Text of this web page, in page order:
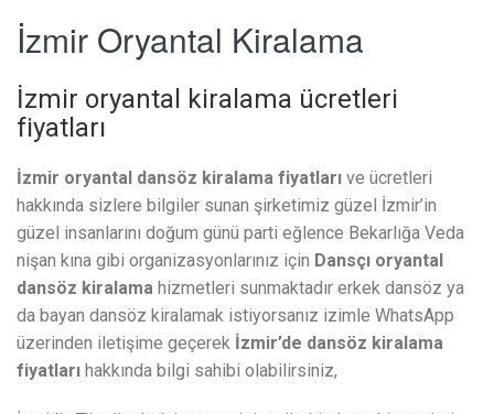
İzmir Oryantal Kiralama
İzmir oryantal kiralama ücretleri
fiyatları
İzmir oryantal dansöz kiralama fiyatları ve ücretleri
hakkında sizlere bilgiler sunan şirketimiz güzel İzmir’in
güzel insanlarını doğum günü parti eğlence Bekarlığa Veda
nişan kına gibi organizasyonlarınız için Dansçı oryantal
dansöz kiralama hizmetleri sunmaktadır erkek dansöz ya
da bayan dansöz kiralamak istiyorsanız izimle WhatsApp
üzerinden iletişime geçerek İzmir’de dansöz kiralama
fiyatları hakkında bilgi sahibi olabilirsiniz,